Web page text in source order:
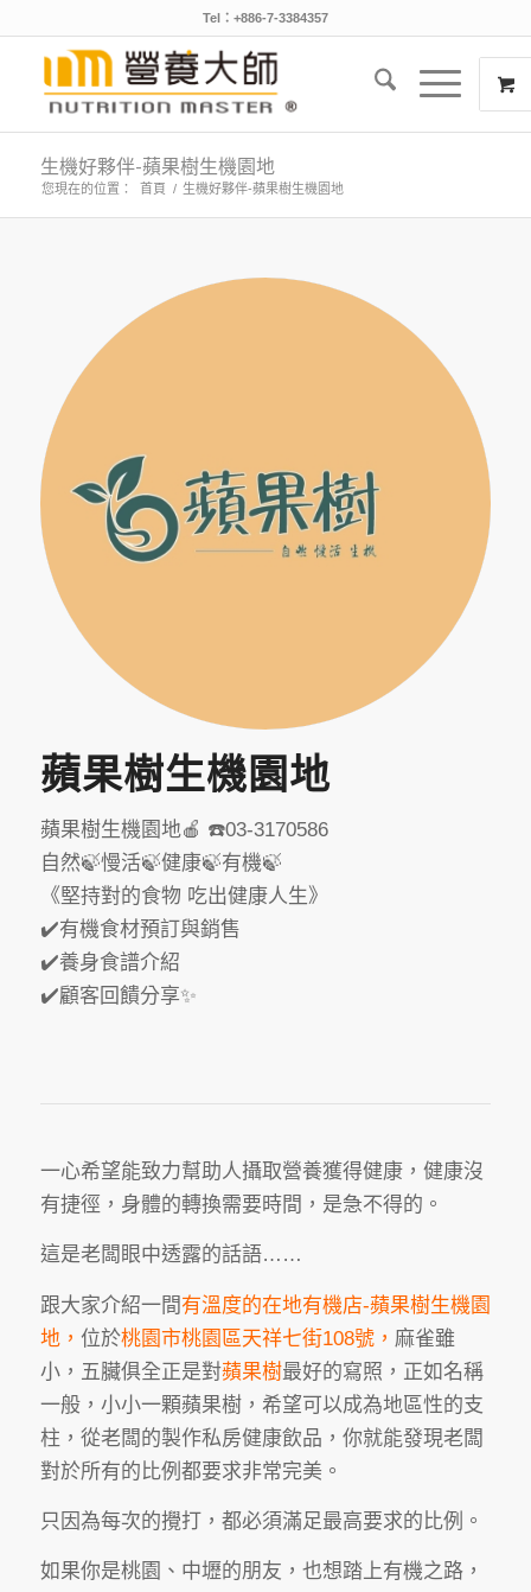
Tel：+886-7-3384357
生機好夥伴-蘋果樹生機園地
您現在的位置： 首頁 / 生機好夥伴-蘋果樹生機園地
蘋果樹生機園地
蘋果樹生機園地🍎 ☎️03-3170586
自然🍃慢活🍃健康🍃有機🍃
《堅持對的食物 吃出健康人生》
✔️有機食材預訂與銷售
✔️養身食譜介紹
✔️顧客回饋分享✨
一心希望能致力幫助人攝取營養獲得健康，健康沒
有捷徑，身體的轉換需要時間，是急不得的。
這是老闆眼中透露的話語……
跟大家介紹一間有溫度的在地有機店-蘋果樹生機園
地， 位於桃園市桃園區天祥七街108號， 麻雀雖
小，五臟俱全正是對蘋果樹最好的寫照，正如名稱
一般，小小一顆蘋果樹，希望可以成為地區性的支
柱，從老闆的製作私房健康飲品，你就能發現老闆
對於所有的比例都要求非常完美。
只因為每次的攪打，都必須滿足最高要求的比例。
如果你是桃園、中壢的朋友，也想踏上有機之路，